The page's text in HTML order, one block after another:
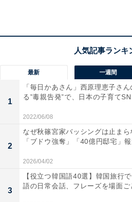
最新 一週間
1
「毎日かあさん」西原理恵子さん
る”毒親告発”で、日本の子育て
2022/06/08
2
なぜ秋篠宮家バッシングは止まら
「ブドウ強奪」「40億円邸宅」報
2026/04/02
3
【役立つ韓国語40選】韓国旅行
語の日常会話、フレーズを場面ご